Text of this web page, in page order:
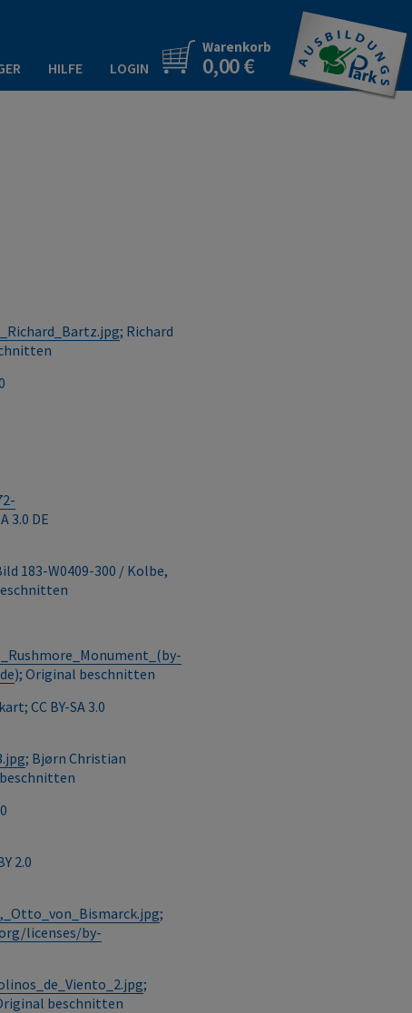
HILFE LOGIN
Warenkorb
0,00 €
; Richard
3.0 DE
183-W0409-300 / Kolbe,
); Original beschnitten
CC BY-SA 3.0
; Bjørn Christian
2.0
;
licenses/by-
;
beschnitten